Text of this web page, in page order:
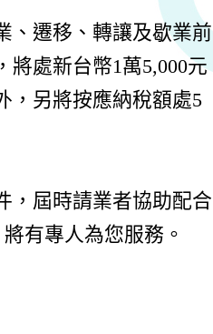
、遷移、轉讓及歇業前
處新台幣1萬5,000元
，另將按應納稅額處5
，屆時請業者協助配合
有專人為您服務。